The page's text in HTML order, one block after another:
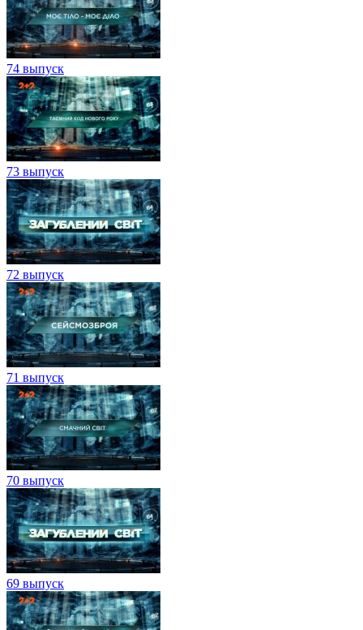
74 выпуск
73 выпуск
72 выпуск
71 выпуск
70 выпуск
69 выпуск